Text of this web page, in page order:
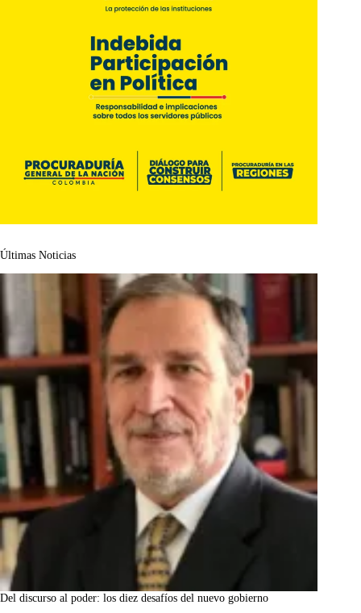
Últimas Noticias
Del discurso al poder: los diez desafíos del nuevo gobierno